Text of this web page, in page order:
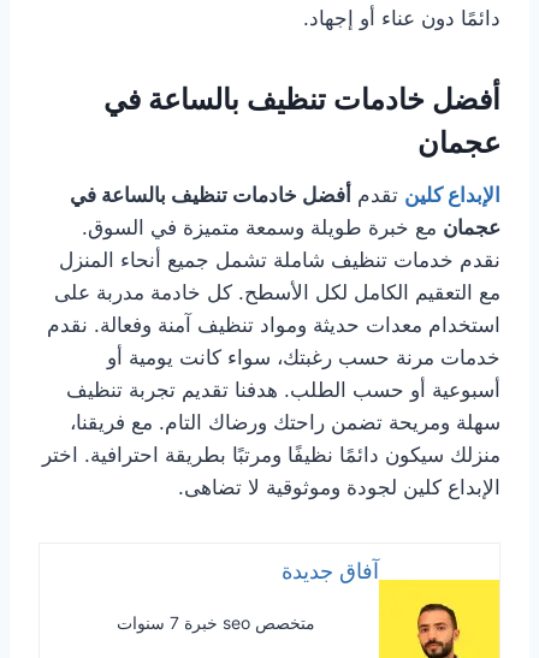
دائمًا دون عناء أو إجهاد.
أفضل خادمات تنظيف بالساعة في
عجمان
الإبداع كلين تقدم أفضل خادمات تنظيف بالساعة في
عجمان مع خبرة طويلة وسمعة متميزة في السوق.
نقدم خدمات تنظيف شاملة تشمل جميع أنحاء المنزل
مع التعقيم الكامل لكل الأسطح. كل خادمة مدربة على
استخدام معدات حديثة ومواد تنظيف آمنة وفعالة. نقدم
خدمات مرنة حسب رغبتك، سواء كانت يومية أو
أسبوعية أو حسب الطلب. هدفنا تقديم تجربة تنظيف
سهلة ومريحة تضمن راحتك ورضاك التام. مع فريقنا،
منزلك سيكون دائمًا نظيفًا ومرتبًا بطريقة احترافية. اختر
الإبداع كلين لجودة وموثوقية لا تضاهى.
آفاق جديدة
متخصص seo خبرة 7 سنوات